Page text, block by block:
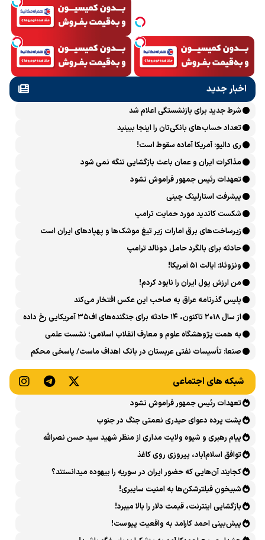
اخبار جدید
شرط جدید برای بازنشستگی اعلام شد
تعداد حساب‌های بانکی‌تان را اینجا ببینید
ری دالیو: آمریکا آماده سقوط است!
مذاکرات ایران و عمان باعث بازگشایی تنگه نمی شود
تعهدات رئیس جمهور فراموش نشود
پیشرفت ‏استارلینک چینی
شکست کاندید مورد حمایت ترامپ
زیرساخت‌های برق امارات زیر تیغ موشک‌ها و پهپادهای ایران است
حادثه برای بالگرد حامل دونالد ترامپ
ونزوئلا: ایالت ۵۱ آمریکا!
من ارزش پول ایران را نابود کردم!
پلیس گذرنامه عراق به صاحب این عکس افتخار می‌کند
از سال ۲۰۱۸ تاکنون، ۱۴ حادثه برای جنگنده‌های اف۳۵ آمریکایی رخ داده
است
به همت پژوهشگاه علوم و معارف انقلاب اسلامی؛ نشست علمی
«اربعین حسینی در منظومه فکری رهبر شهید، امام خامنه‌ای» برگزار
صنعا: تأسیسات نفتی عربستان در بانک اهداف ماست/ پاسخی محکم
شبکه های اجتماعی
تعهدات رئیس جمهور فراموش نشود
پشت پرده دعوای حیدری نعمتی جنگ در جنوب
پیام رهبری و شیوه ولایت مداری از منظر شهید سید حسن نصرالله
توافق اسلام‌آباد، پیروزی روی کاغذ
کجایند آن‌هایی که حضور ایران در سوریه را بیهوده میدانستند؟
شبیخونِ فیلترشکن‌ها به امنیت سایبری!
بازگشایی اینترنت، قیمت دلار را بالا میبرد!
پیش‌بینی احمد کارآمد به واقعیت پیوست!